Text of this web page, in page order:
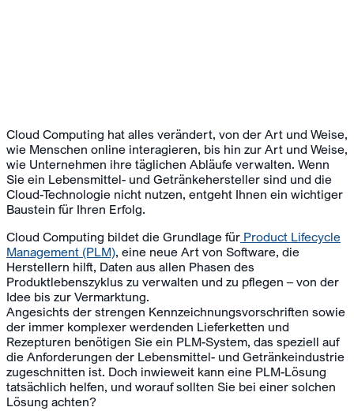
Cloud Computing hat alles verändert, von der Art und Weise,
wie Menschen online interagieren, bis hin zur Art und Weise,
wie Unternehmen ihre täglichen Abläufe verwalten. Wenn
Sie ein Lebensmittel- und Getränkehersteller sind und die
Cloud-Technologie nicht nutzen, entgeht Ihnen ein wichtiger
Baustein für Ihren Erfolg.
Cloud Computing bildet die Grundlage für Product Lifecycle
Management (PLM), eine neue Art von Software, die
Herstellern hilft, Daten aus allen Phasen des
Produktlebenszyklus zu verwalten und zu pflegen – von der
Idee bis zur Vermarktung.
Angesichts der strengen Kennzeichnungsvorschriften sowie
der immer komplexer werdenden Lieferketten und
Rezepturen benötigen Sie ein PLM-System, das speziell auf
die Anforderungen der Lebensmittel- und Getränkeindustrie
zugeschnitten ist. Doch inwieweit kann eine PLM-Lösung
tatsächlich helfen, und worauf sollten Sie bei einer solchen
Lösung achten?